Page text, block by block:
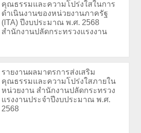
คุณธรรมและความโปร่งใสในการ
ดำเนินงานของหน่วยงานภาครัฐ
(ITA) ปีงบประมาณ พ.ศ. 2568
สำนักงานปลัดกระทรวงแรงงาน
รายงานผลมาตรการส่งเสริม
คุณธรรมและความโปร่งใสภายใน
หน่วยงาน สำนักงานปลัดกระทรวง
แรงงานประจำปีงบประมาณ พ.ศ.
2568